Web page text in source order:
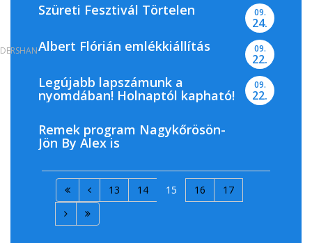
Szüreti Fesztivál Törtelen 09.
24.
Albert Flórián emlékkiállítás 09.
22.
Legújabb lapszámunk a
nyomdában! Holnaptól kapható!
09.
22.
Remek program Nagykőrösön-
Jön By Alex is
13 14 15 16 17
DERSHAN